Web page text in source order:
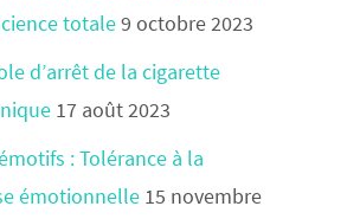
totale9 octobre 2023
d’arrêt de la cigarette
17 août 2023
: Tolérance à la
émotionnelle 15 novembre